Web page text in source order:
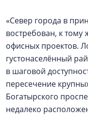
«Север города в
востребован, к тому
офисных проектов.
густонаселённый
в шаговой
пересечение
Богатырского
недалеко